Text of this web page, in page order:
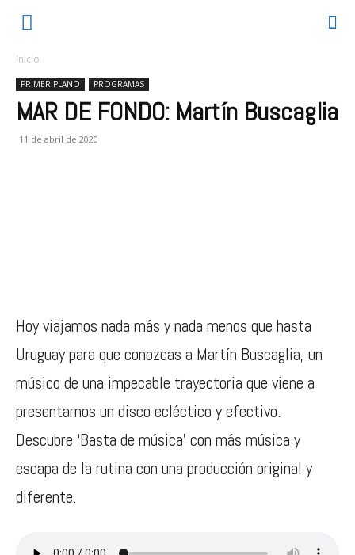
Inicio
PRIMER PLANO PROGRAMAS
MAR DE FONDO: Martín Buscaglia
11 de abril de 2020
Hoy viajamos nada más y nada menos que hasta
Uruguay para que conozcas a Martín Buscaglia, un
músico de una impecable trayectoria que viene a
presentarnos un disco ecléctico y efectivo.
Descubre ‘Basta de música’ con más música y
escapa de la rutina con una producción original y
diferente.